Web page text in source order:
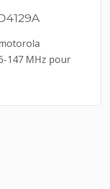
147 MHz pour